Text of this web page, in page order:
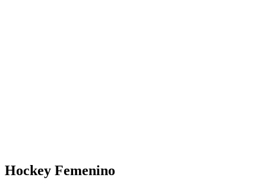
Hockey Femenino